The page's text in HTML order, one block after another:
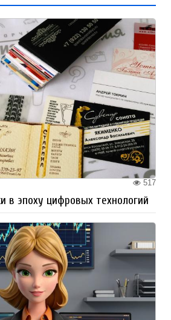
517
в эпоху цифровых технологий